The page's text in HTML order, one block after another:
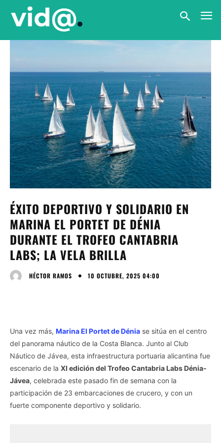
ÉXITO DEPORTIVO Y SOLIDARIO EN
MARINA EL PORTET DE DÉNIA
DURANTE EL TROFEO CANTABRIA
LABS; LA VELA BRILLA
HÉCTOR RAMOS 10 OCTUBRE, 2025 04:00
Una vez más, Marina El Portet de Dénia se sitúa en el centro
del panorama náutico de la Costa Blanca. Junto al Club
Náutico de Jávea, esta infraestructura portuaria alicantina fue
escenario de la XI edición del Trofeo Cantabria Labs Dénia-
Jávea, celebrada este pasado fin de semana con la
participación de 23 embarcaciones de crucero, y con un
fuerte componente deportivo y solidario.